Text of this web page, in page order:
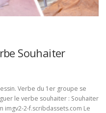
Souhaiter
Verbe du 1er groupe se
le verbe souhaiter : Souhaiter
imgv2-2-f.scribdassets.com Le